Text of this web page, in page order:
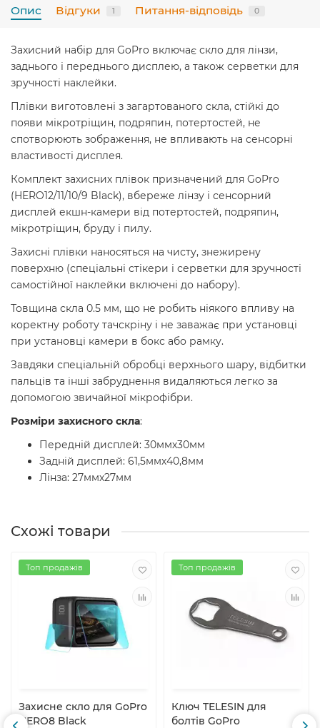
Опис Відгуки 1 Питання-відповідь 0
Захисний набір для GoPro включає скло для лінзи,
заднього і переднього дисплею, а також серветки для
зручності наклейки.
Плівки виготовлені з загартованого скла, стійкі до
появи мікротріщин, подряпин, потертостей, не
спотворюють зображення, не впливають на сенсорні
властивості дисплея.
Комплект захисних плівок призначений для GoPro
(HERO12/11/10/9 Black), вбереже лінзу і сенсорний
дисплей екшн-камери від потертостей, подряпин,
мікротріщин, бруду і пилу.
Захисні плівки наносяться на чисту, знежирену
поверхню (спеціальні стікери і серветки для зручності
самостійної наклейки включені до набору).
Товщина скла 0.5 мм, що не робить ніякого впливу на
коректну роботу тачскріну і не заважає при установці
при установці камери в бокс або рамку.
Завдяки спеціальній обробці верхнього шару, відбитки
пальців та інші забруднення видаляються легко за
допомогою звичайної мікрофібри.
Розміри захисного скла:
Передній дисплей: 30ммх30мм
Задній дисплей: 61,5ммх40,8мм
Лінза: 27ммх27мм
Схожі товари
Топ продажів
Захисне скло для GoPro
HERO8 Black
Топ продажів
Ключ TELESIN для
болтів GoPro